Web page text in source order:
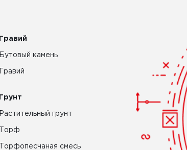
Гравий
Бутовый камень
Гравий
Грунт
Растительный грунт
Торф
Торфопесчаная смесь